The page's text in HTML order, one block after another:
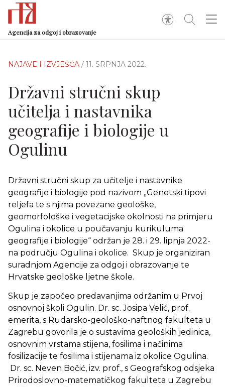
Agencija za odgoj i obrazovanje
NAJAVE I IZVJEŠĆA / 11. SRPNJA 2022.
Državni stručni skup
učitelja i nastavnika
geografije i biologije u
Ogulinu
Državni stručni skup za učitelje i nastavnike
geografije i biologije pod nazivom „Genetski tipovi
reljefa te s njima povezane geološke,
geomorfološke i vegetacijske okolnosti na primjeru
Ogulina i okolice u poučavanju kurikuluma
geografije i biologije“ održan je 28. i 29. lipnja 2022-
na području Ogulina i okolice. Skup je organiziran
suradnjom Agencije za odgoj i obrazovanje te
Hrvatske geološke ljetne škole.
Skup je započeo predavanjima održanim u Prvoj
osnovnoj školi Ogulin. Dr. sc. Josipa Velić, prof.
emerita, s Rudarsko-geološko-naftnog fakulteta u
Zagrebu govorila je o sustavima geoloških jedinica,
osnovnim vrstama stijena, fosilima i načinima
fosilizacije te fosilima i stijenama iz okolice Ogulina.
Dr. sc. Neven Bočić, izv. prof., s Geografskog odsjeka
Prirodoslovno-matematičkog fakulteta u Zagrebu